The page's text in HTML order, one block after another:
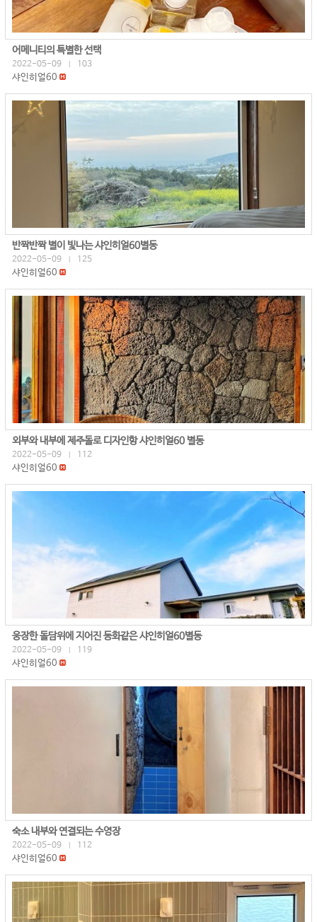
어메니티의 특별한 선택
2022-05-09 103
샤인히얼60
반짝반짝 별이 빛나는 샤인히얼60별동
2022-05-09 125
샤인히얼60
외부와 내부에 제주돌로 디자인항 샤인히얼60 별동
2022-05-09 112
샤인히얼60
웅장한 돌담위에 지어진 동화같은 샤인히얼60별동
2022-05-09 119
샤인히얼60
숙소 내부와 연결되는 수영장
2022-05-09 112
샤인히얼60